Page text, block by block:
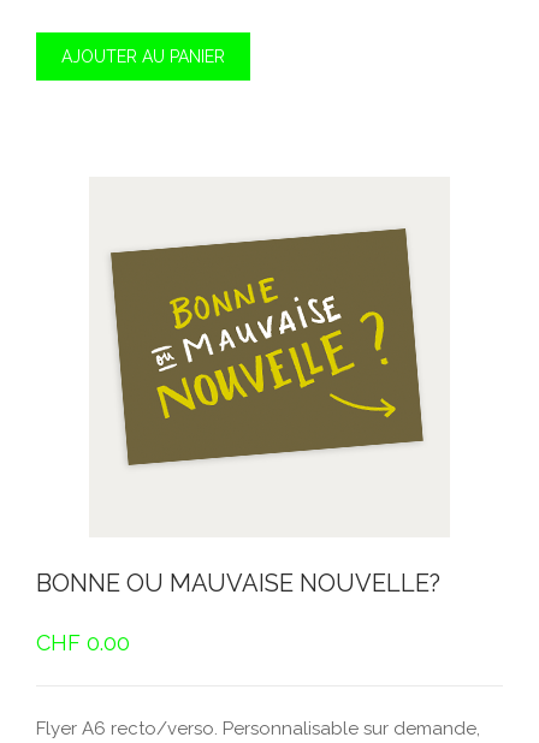
AJOUTER AU PANIER
BONNE OU MAUVAISE NOUVELLE?
CHF 0.00
Flyer A6 recto/verso. Personnalisable sur demande,